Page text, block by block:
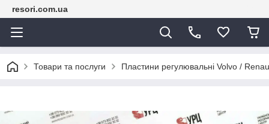
resori.com.ua
Товари та послуги Пластини регулювальні Volvo /